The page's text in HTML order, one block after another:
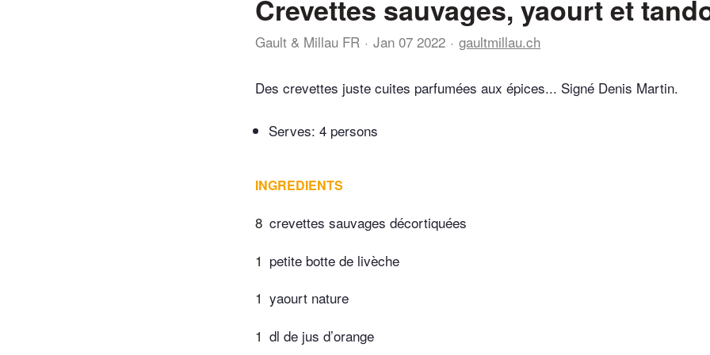
Crevettes sauvages, yaourt et
Gault & Millau FR Jan 07 2022 gaultmillau.ch
Des crevettes juste cuites parfumées aux épices... Signé Denis Martin.
Serves: 4 persons
INGREDIENTS
8 crevettes sauvages décortiquées
1 petite botte de livèche
1 yaourt nature
1 dl de jus d’orange